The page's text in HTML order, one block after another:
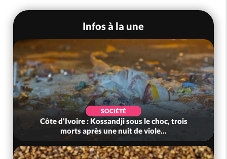
Infos à la une
SOCIÉTÉ
Côte d'Ivoire : Kossandji sous le choc, trois
morts après une nuit de viole...